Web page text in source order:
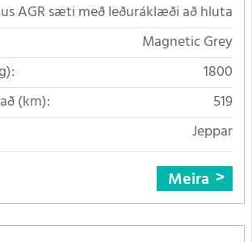
AGR sæti með leðuráklæði að hluta
Magnetic Grey
1800
(km):
519
Jeppar
Meira